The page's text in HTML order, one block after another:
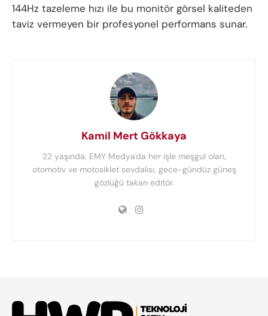
144Hz tazeleme hızı ile bu monitör görsel kaliteden
taviz vermeyen bir profesyonel performans sunar.
Kamil Mert Gökkaya
22 yaşında, EMY Medya'da her işle meşgul olan,
otomotiv ve motosiklet sevdalısı, gece-gündüz güneş
gözlüğü takan editör.